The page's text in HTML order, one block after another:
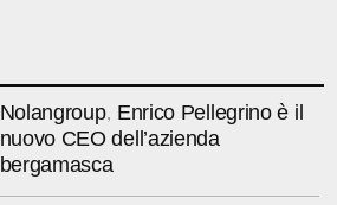
Nolangroup, Enrico Pellegrino è il
nuovo CEO dell’azienda
bergamasca